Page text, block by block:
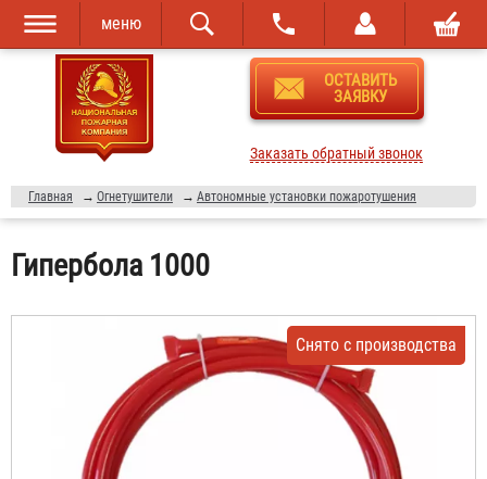
Перейти к
основному
содержанию
Skip to
navigation
меню
ОСТАВИТЬ
ЗАЯВКУ
Заказать обратный звонок
Главная → Огнетушители → Автономные установки пожаротушения
Гипербола 1000
Снято с производства